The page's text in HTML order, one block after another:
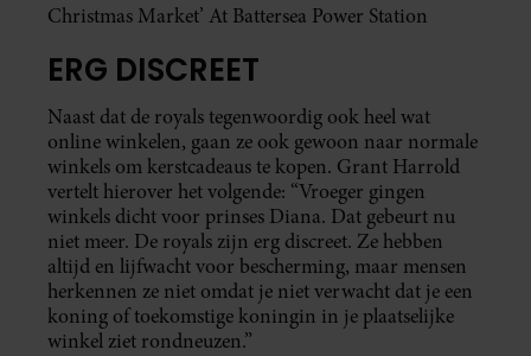
Christmas Market’ At Battersea Power Station
ERG DISCREET
Naast dat de royals tegenwoordig ook heel wat
online winkelen, gaan ze ook gewoon naar normale
winkels om kerstcadeaus te kopen. Grant Harrold
vertelt hierover het volgende: “Vroeger gingen
winkels dicht voor prinses Diana. Dat gebeurt nu
niet meer. De royals zijn erg discreet. Ze hebben
altijd en lijfwacht voor bescherming, maar mensen
herkennen ze niet omdat je niet verwacht dat je een
koning of toekomstige koningin in je plaatselijke
winkel ziet rondneuzen.”